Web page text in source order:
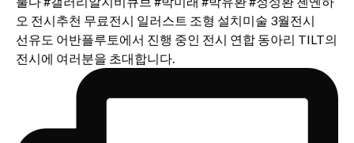
선유도 어반플루토에서 진행 중인 전시 연합 동아리 TILT의
전시에 여러분을 초대합니다.